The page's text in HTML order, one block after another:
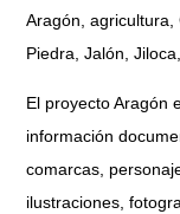
Aragón, agricultura,
Piedra, Jalón,
El proyecto Aragón
información
comarcas,
ilustraciones,